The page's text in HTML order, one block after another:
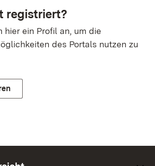
registriert?
hier ein Profil an, um die
des Portals nutzen zu